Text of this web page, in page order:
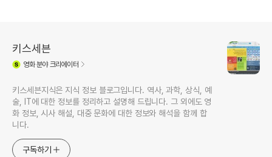
키스세븐
영화분야 크리에이터
키스세븐지식은 지식 정보 블로그입니다. 역사, 과학, 상식, 예
술, IT에 대한 정보를 정리하고 설명해 드립니다. 그 외에도 영
화 정보, 시사 해설, 대중 문화에 대한 정보와 해석을 함께 합
니다.
구독하기